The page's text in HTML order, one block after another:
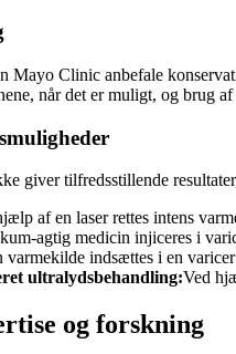
Mayo Clinic anbefale
når det er muligt, og brug
giver tilfredsstillende
af en laser rettes intens
agtig medicin injiceres i
varmekilde indsættes i en
ultralydsbehandling:Ved
og forskning